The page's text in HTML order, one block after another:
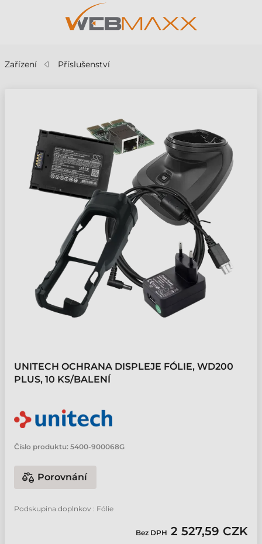
Zařízení Příslušenství
UNITECH OCHRANA DISPLEJE FÓLIE, WD200
PLUS, 10 KS/BALENÍ
Číslo produktu: 5400-900068G
Porovnání
Podskupina doplnkov : Fólie
Bez DPH 2 527,59 CZK